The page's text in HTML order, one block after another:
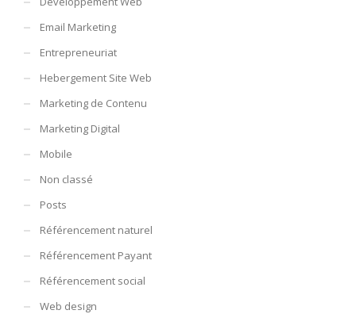
Email Marketing
Entrepreneuriat
Hebergement Site Web
Marketing de Contenu
Marketing Digital
Mobile
Non classé
Posts
Référencement naturel
Référencement Payant
Référencement social
Web design